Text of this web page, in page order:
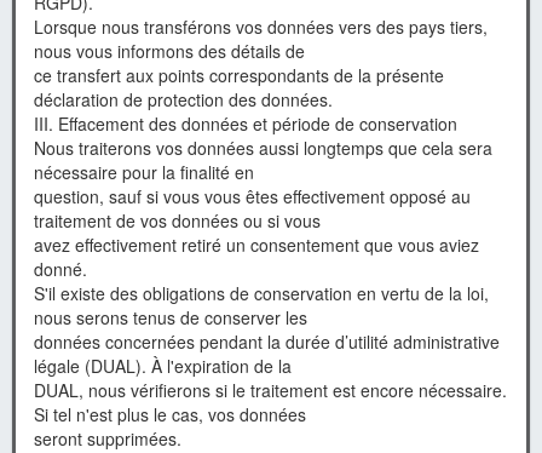
Lorsque nous transférons vos données vers des pays tiers,
nous vous informons des détails de
ce transfert aux points correspondants de la présente
déclaration de protection des données.
III. Effacement des données et période de conservation
Nous traiterons vos données aussi longtemps que cela sera
nécessaire pour la finalité en
question, sauf si vous vous êtes effectivement opposé au
traitement de vos données ou si vous
avez effectivement retiré un consentement que vous aviez
donné.
S'il existe des obligations de conservation en vertu de la loi,
nous serons tenus de conserver les
données concernées pendant la durée d’utilité administrative
légale (DUAL). À l'expiration de la
DUAL, nous vérifierons si le traitement est encore nécessaire.
Si tel n'est plus le cas, vos données
seront supprimées.